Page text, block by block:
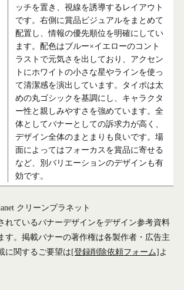
ッチを置き、視線を誘導するレイアウト
です。右側に賞品ビジュアルをまとめて
配置し、情報の優先順位を明確にしてい
ます。配色はブルー×イエローのコント
ラストで元気さを出しており、アクセン
トにホワイトの小さな星やラインを使っ
て清潔感を演出しています。タイポは太
めの丸ゴシックを基調にし、キャラクタ
ー性と親しみやすさを強めています。全
体としてバナーとしての訴求力が高く、
デザイン全体のまとまりも良いです。場
面によってはフォーカスを賞品に寄せる
など、別バリエーションのデザインも有
効です。
クリーンプラネット
れているバナーデザインをデザイン参考資料
す。掲載バナーの著作権は各製作者・広告主
に関するご要望は[登録削除依頼フォーム]よ